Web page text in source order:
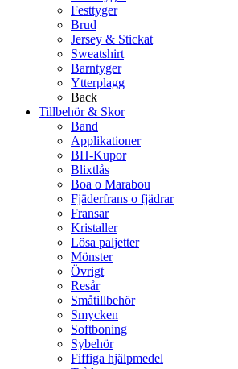
Festtyger
Brud
Jersey & Stickat
Sweatshirt
Barntyger
Ytterplagg
Back
Tillbehör & Skor
Band
Applikationer
BH-Kupor
Blixtlås
Boa o Marabou
Fjäderfrans o fjädrar
Fransar
Kristaller
Lösa paljetter
Mönster
Övrigt
Resår
Småtillbehör
Smycken
Softboning
Sybehör
Fiffiga hjälpmedel